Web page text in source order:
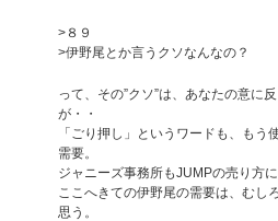
>８９
>伊野尾とか言うクソなんなの？
って、その”クソ”は、あなたの意に
が・・
「ごり押し」というワードも、も
需要。
ジャニーズ事務所もJUMPの売り方
ここへきての伊野尾の需要は、むし
思う。